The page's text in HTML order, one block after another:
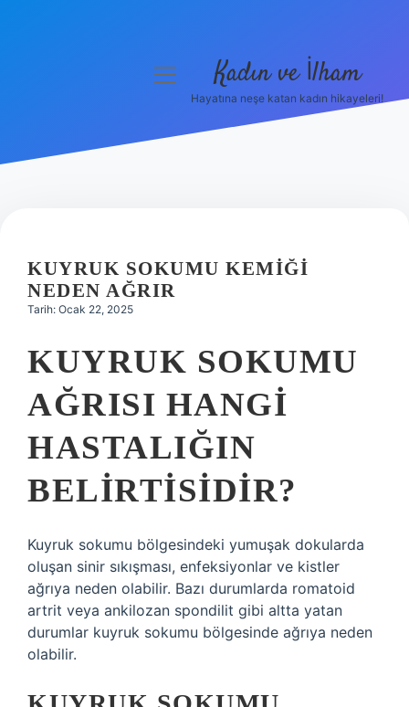
Hakkımızda
menüyü
Kadın ve İlham
Hayatına neşe katan kadın hikayeleri!
KUYRUK SOKUMU KEMIĞI
NEDEN AĞRIR
Tarih: Ocak 22, 2025
KUYRUK SOKUMU
AĞRISI HANGI
HASTALIĞIN
BELIRTISIDIR?
Kuyruk sokumu bölgesindeki yumuşak dokularda
oluşan sinir sıkışması, enfeksiyonlar ve kistler
ağrıya neden olabilir. Bazı durumlarda romatoid
artrit veya ankilozan spondilit gibi altta yatan
durumlar kuyruk sokumu bölgesinde ağrıya neden
olabilir.